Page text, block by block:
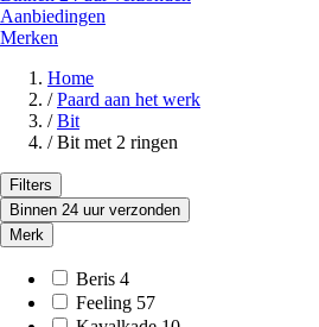
Aanbiedingen
Merken
Home
/ Paard aan het werk
/ Bit
/ Bit met 2 ringen
Filters
Binnen 24 uur verzonden
Merk
Beris 4
Feeling 57